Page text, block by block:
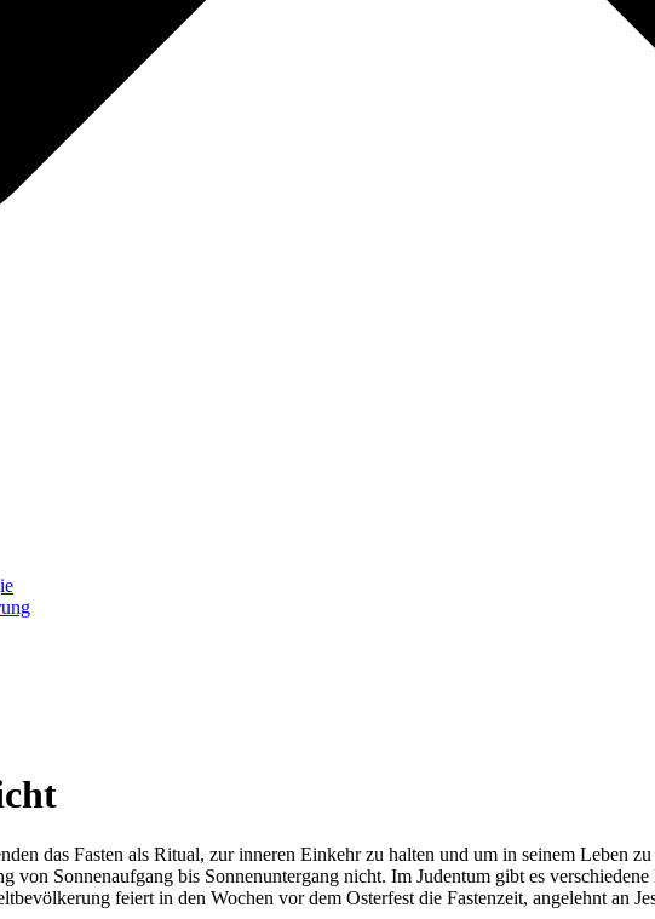
das Fasten als Ritual, zur inneren Einkehr zu halten und um in seinem Leben
von Sonnenaufgang bis Sonnenuntergang nicht. Im Judentum gibt es
feiert in den Wochen vor dem Osterfest die Fastenzeit, angelehnt an